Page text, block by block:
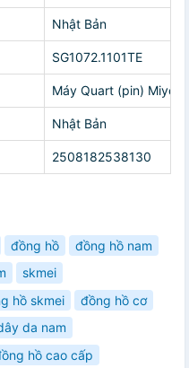
Nhật Bản
SG1072.1101TE
Máy Quart (pin)
Nhật Bản
2508182538130
đồng hồ
đồng hồ nam
skmei
hồ skmei
đồng hồ cơ
da nam
hồ cao cấp